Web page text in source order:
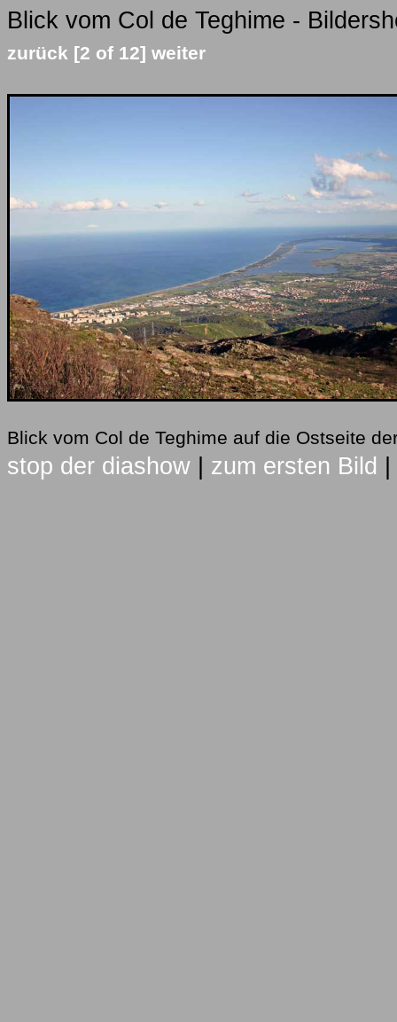
Blick vom Col de Teghime -
zurück [2 of 12] weiter
Blick vom Col de Teghime auf die Ostseite
stop der diashow zum ersten Bild